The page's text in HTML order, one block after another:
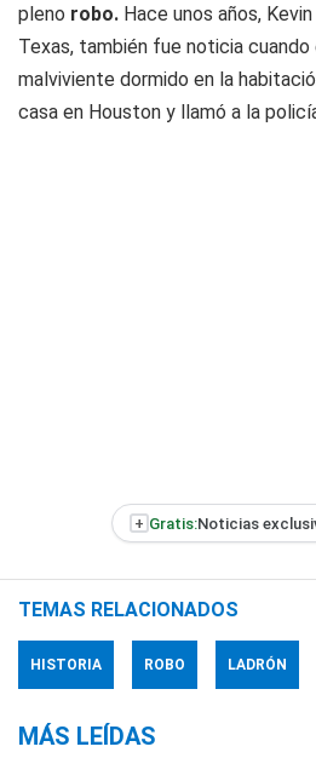
pleno robo. Hace unos años,
Texas, también fue noticia cuando
malviviente dormido en la
casa en Houston y llamó a la
+ Gratis:Noticias
TEMAS RELACIONADOS
HISTORIA ROBO LADRÓN
MÁS LEÍDAS